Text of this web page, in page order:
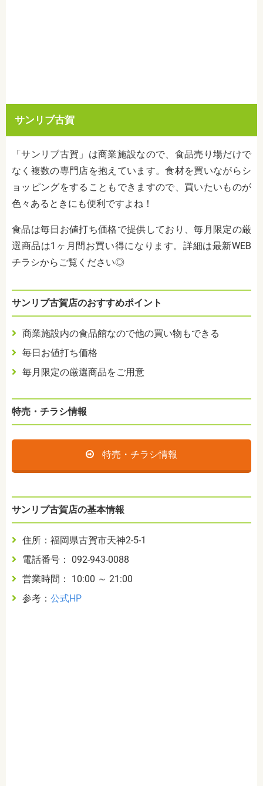
サンリブ古賀
「サンリブ古賀」は商業施設なので、食品売り場だけで
なく複数の専門店を抱えています。食材を買いながらシ
ョッピングをすることもできますので、買いたいものが
色々あるときにも便利ですよね！
食品は毎日お値打ち価格で提供しており、毎月限定の厳
選商品は1ヶ月間お買い得になります。詳細は最新WEB
チラシからご覧ください◎
サンリブ古賀店のおすすめポイント
商業施設内の食品館なので他の買い物もできる
毎日お値打ち価格
毎月限定の厳選商品をご用意
特売・チラシ情報
特売・チラシ情報
サンリブ古賀店の基本情報
住所：福岡県古賀市天神2-5-1
電話番号： 092-943-0088
営業時間： 10:00 ～ 21:00
参考： 公式HP